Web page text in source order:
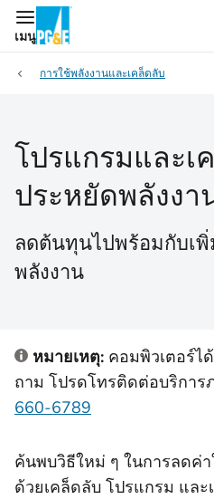
เมนู
การใช้พลังงานและเคล็ดลับ
โปรแกรมและเ
ประหยัดพลังงา
ลดต้นทุนไปพร้อมกับเ
พลังงาน
หมายเหตุ: คอมพิวเตอร์
ถาม โปรดโทรติดต่อบริการ
660-6789
ค้นพบวิธีใหม่ ๆ ในการลดค่
ด้วยเคล็ดลับ โปรแกรม แล